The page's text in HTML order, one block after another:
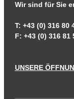
Wir sind für Sie
T: +43 (0) 316 80
F: +43 (0) 316 81
UNSERE